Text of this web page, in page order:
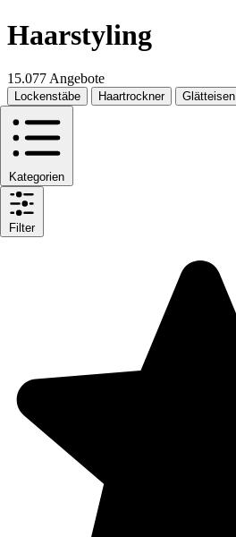
Haarstyling
15.077 Angebote
Lockenstäbe Haartrockner Glätteisen
Kategorien
Filter